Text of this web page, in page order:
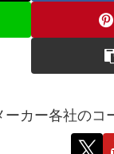
カー各社のコ